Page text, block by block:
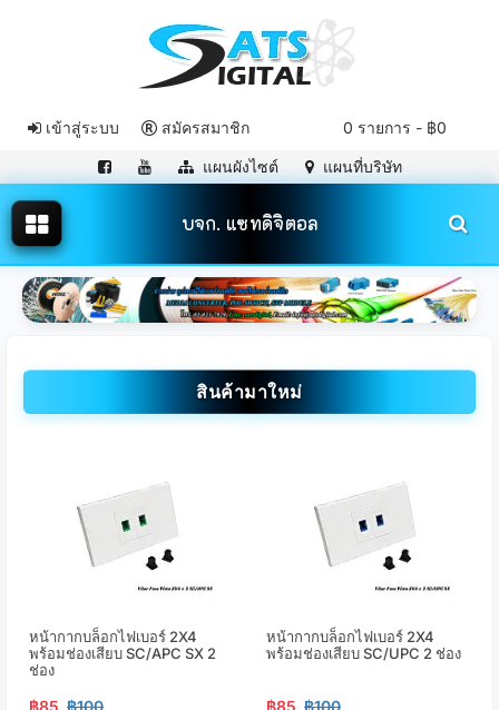
0 รายการ - ฿0
เข้าสู่ระบบ สมัครสมาชิก
แผนผังไซต์ แผนที่บริษัท
บจก. แซทดิจิตอล
สินค้ามาใหม่
หน้ากากบล็อกไฟเบอร์ 2X4
พร้อมช่องเสียบ SC/APC SX 2
ช่อง
฿85 ฿100
หน้ากากบล็อกไฟเบอร์ 2X4
พร้อมช่องเสียบ SC/UPC 2 ช่อง
฿85 ฿100